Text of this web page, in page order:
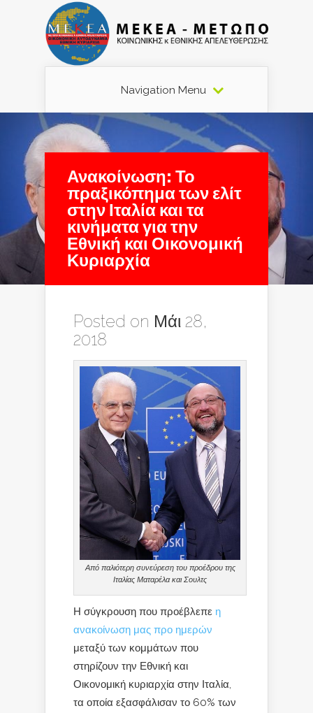
Navigation Menu
Ανακοίνωση: Το
πραξικόπημα των ελίτ
στην Ιταλία και τα
κινήματα για την
Εθνική και Οικονομική
Κυριαρχία
Posted on Μάι 28,
2018
Από παλιότερη συνεύρεση του προέδρου της
Ιταλίας Ματαρέλα και Σουλτς
Η σύγκρουση που προέβλεπε η
ανακοίνωση μας προ ημερών
μεταξύ των κομμάτων που
στηρίζουν την Εθνική και
Οικονομική κυριαρχία στην Ιταλία,
τα οποία εξασφάλισαν το 60% των